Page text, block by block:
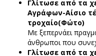
Γλίτωσε από τα
Αγράφων-Αίσιο
τροχαίο(Φώτο)
Με ξεπερνάει
άνθρωποι που
Γλίτωσε από τα